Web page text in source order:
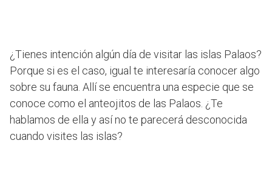
¿Tienes intención algún día de visitar las islas Palaos?
Porque si es el caso, igual te interesaría conocer algo
sobre su fauna. Allí se encuentra una especie que se
conoce como el anteojitos de las Palaos. ¿Te
hablamos de ella y así no te parecerá desconocida
cuando visites las islas?